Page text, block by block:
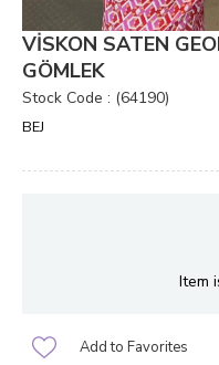
VİSKON SATEN
GÖMLEK
Stock Code (64190)
BEJ
Item
Add to Favorites